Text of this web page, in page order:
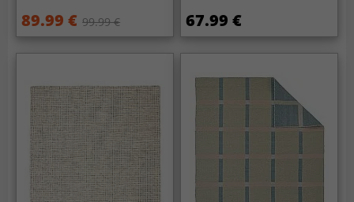
89.99 € 99.99 € 67.99 €